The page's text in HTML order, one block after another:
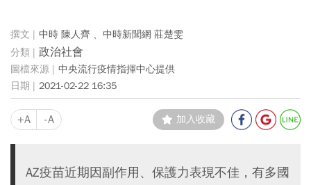
中時 陳人齊 、中時新聞網 莊楚雯
政治社會
中央流行疫情指揮中心提供
2021-02-22 16:35
+A -A 加入收藏
AZ疫苗近期因副作用、保護力表現不佳，有多國